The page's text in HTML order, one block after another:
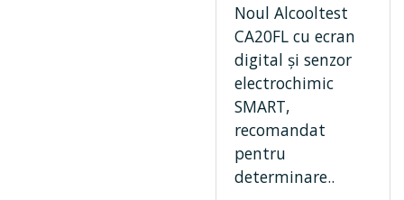
Noul Alcooltest
CA20FL cu ecran
digital și senzor
electrochimic
SMART,
recomandat
pentru
determinare..